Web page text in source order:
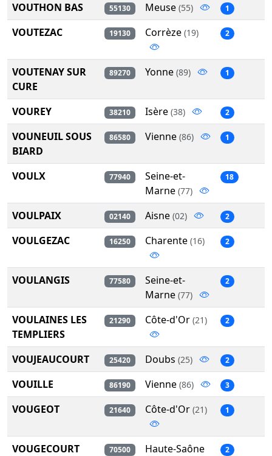
VOUTHON BAS 55130 Meuse (55) 1
VOUTEZAC 19130 Corrèze (19) 2
VOUTENAY SUR
CURE
89270 Yonne (89) 1
VOUREY 38210 Isère (38) 2
VOUNEUIL SOUS
BIARD
86580 Vienne (86) 1
VOULX 77940
Seine-et-
Marne (77)
18
VOULPAIX 02140 Aisne (02) 2
VOULGEZAC 16250 Charente (16) 2
VOULANGIS 77580
Seine-et-
Marne (77)
2
VOULAINES LES
TEMPLIERS
21290 Côte-d'Or (21) 2
VOUJEAUCOURT 25420 Doubs (25) 2
VOUILLE 86190 Vienne (86) 3
VOUGEOT 21640 Côte-d'Or (21) 1
VOUGECOURT 70500 Haute-Saône 2